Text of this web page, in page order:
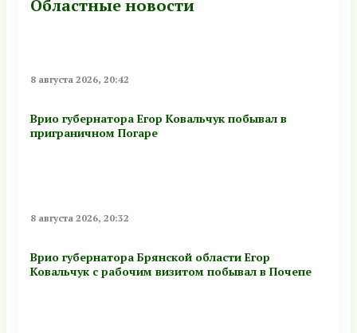
Областные новости
8 августа 2026, 20:42
Врио губернатора Егор Ковальчук побывал в
приграничном Погаре
8 августа 2026, 20:32
Врио губернатора Брянской области Егор
Ковальчук с рабочим визитом побывал в Почепе